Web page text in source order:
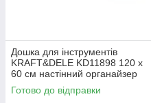
Дошка для інструментів
KRAFT&DELE KD11898 120 x
60 см настінний органайзер
для інструментів
Готово до відправки